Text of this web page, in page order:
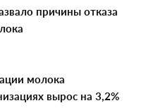
причины отказа
молока
вырос на 3,2%